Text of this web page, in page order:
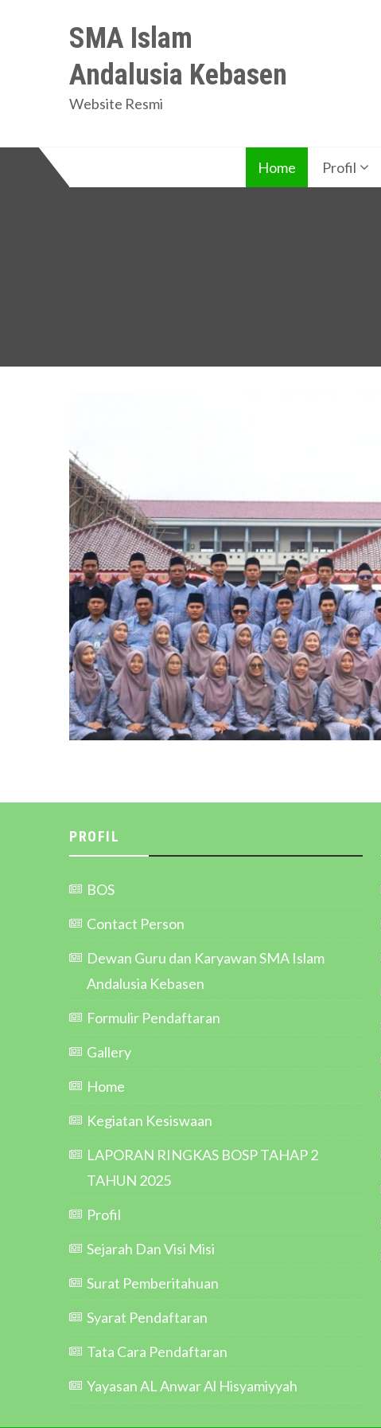
SMA Islam
Andalusia Kebasen
Website Resmi
Home Profil
PROFIL
BOS
Contact Person
Dewan Guru dan Karyawan SMA Islam
Andalusia Kebasen
Formulir Pendaftaran
Gallery
Home
Kegiatan Kesiswaan
LAPORAN RINGKAS BOSP TAHAP 2
TAHUN 2025
Profil
Sejarah Dan Visi Misi
Surat Pemberitahuan
Syarat Pendaftaran
Tata Cara Pendaftaran
Yayasan AL Anwar Al Hisyamiyyah